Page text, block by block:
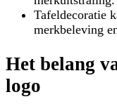
Tafeldecoratie
merkbeleving
Het belang
logo